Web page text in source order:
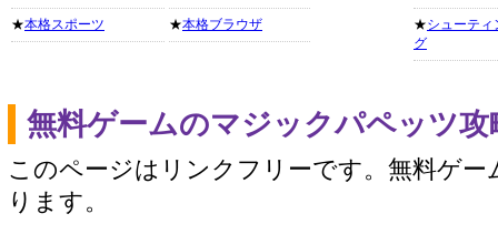
★本格スポーツ ★本格ブラウザ ★シューティ
グ
無料ゲームのマジックパペッツ
このページはリンクフリーです。無料ゲー
ります。